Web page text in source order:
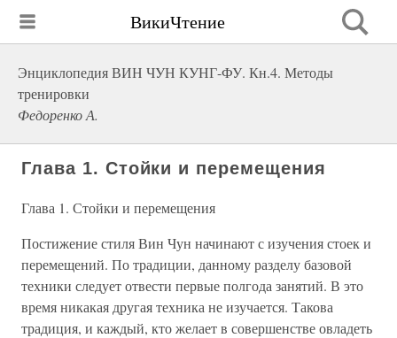
ВикиЧтение
Энциклопедия ВИН ЧУН КУНГ-ФУ. Кн.4. Методы
тренировки
Федоренко А.
Глава 1. Стойки и перемещения
Глава 1. Стойки и перемещения
Постижение стиля Вин Чун начинают с изучения стоек и
перемещений. По традиции, данному разделу базовой
техники следует отвести первые полгода занятий. В это
время никакая другая техника не изучается. Такова
традиция, и каждый, кто желает в совершенстве овладеть